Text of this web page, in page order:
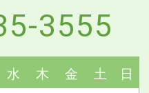
3555
水 木 金 土 日